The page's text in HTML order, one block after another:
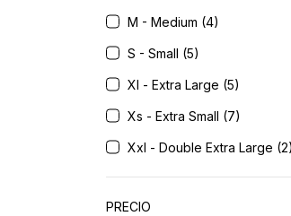
M - Medium (4)
S - Small (5)
Xl - Extra Large (5)
Xs - Extra Small (7)
Xxl - Double Extra Large (2)
PRECIO